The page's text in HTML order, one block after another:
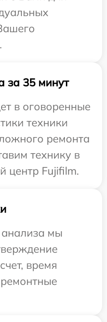
за 35 минут
в оговоренные
техники
ремонта
технику в
центр Fujifilm.
анализа мы
время